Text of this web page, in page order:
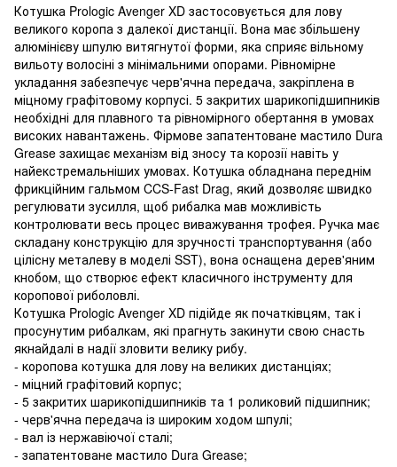
Котушка Prologic Avenger XD застосовується для лову
великого коропа з далекої дистанції. Вона має збільшену
алюмінієву шпулю витягнутої форми, яка сприяє вільному
вильоту волосіні з мінімальними опорами. Рівномірне
укладання забезпечує черв'ячна передача, закріплена в
міцному графітовому корпусі. 5 закритих шарикопідшипників
необхідні для плавного та рівномірного обертання в умовах
високих навантажень. Фірмове запатентоване мастило Dura
Grease захищає механізм від зносу та корозії навіть у
найекстремальніших умовах. Котушка обладнана переднім
фрикційним гальмом CCS-Fast Drag, який дозволяє швидко
регулювати зусилля, щоб рибалка мав можливість
контролювати весь процес виважування трофея. Ручка має
складану конструкцію для зручності транспортування (або
цілісну металеву в моделі SST), вона оснащена дерев'яним
кнобом, що створює ефект класичного інструменту для
коропової риболовлі.
Котушка Prologic Avenger XD підійде як початківцям, так і
просунутим рибалкам, які прагнуть закинути свою снасть
якнайдалі в надії зловити велику рибу.
- коропова котушка для лову на великих дистанціях;
- міцний графітовий корпус;
- 5 закритих шарикопідшипників та 1 роликовий підшипник;
- черв'ячна передача із широким ходом шпулі;
- вал із нержавіючої сталі;
- запатентоване мастило Dura Grease;